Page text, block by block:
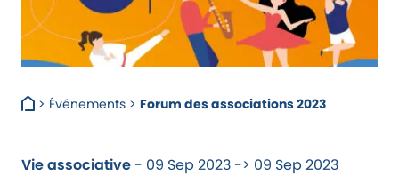
> Événements> Forum des associations 2023
Vie associative - 09 Sep 2023 -> 09 Sep 2023